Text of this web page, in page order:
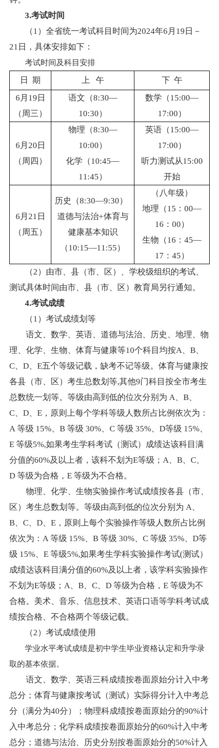
3.考试时间
（1）全省统一考试科目时间为2024年6 月 19日－
21日，具体安排如下：
考试时间及科目安排
日 期 上 午 下 午
6月19日
（周三）
语文（8:30—
10:30）
数学（15:00—
17:00）
6月20日
（周四）
物理（8:30—
10:00）
化学（10:45—
11:45）
英语（15:00—
17:00）
听力测试从15:00
开始
6月21日
（周五）
历史（8:30—9:30）
道德与法治+体育与
健康基本知识
（10:15—11:55）
（八年级）
地理（15：00—
16：00）
生物（16：45—
17：45）
（2）由市、县（市、区）、学校级组织的考试、
测试具体时间由市、县（市、区）教育局另行通知。
4.考试成绩
（1）考试成绩划等
语文、数学、英语、道德与法治、历史、地理、物
理、化学、生物、体育与健康等10个科目均按A、B、
C、D、E五个等级记载，缺考不记等级。 体育与健康按
各县（市、区）考生总数划等,其他9门科目按全市考生
总数统一划等。等级由高到低的位次分别为 A、B、
C、D、E，原则上每个学科等级人数所占比例依次为：
A 等级 15%、B 等级 30%、C 等级 35%、D等级 15%、
E 等级5%,如果考生学科考试（测试）成绩达该科目满
分值的60%及以上者，该科不划为E等级 ； A、B、C、
D 等级为合格， E 等级为不合格。
物理、化学、生物实验操作考试成绩按各县（市、
区）考生总数划等。等级由高到低的位次分别为 A、
B、C、D、E，原则上每个实验操作等级人数所占比例
依次为： A 等级 15%、B 等级 30%、C 等级 35%、D等
级 15%、 E 等级5%,如果考生学科实验操作考试(测试）
成绩达该科目满分值的60%及以上者，该学科实验操作
不划为E等级 ； A、B、C、D 等级为合格， E 等级为不
合格。美术、音乐、信息技术、英语口语等学科考试成
绩按合格、不合格两个等级记载。
（2） 考试成绩使用
学业水平考试成绩是初中学生毕业资格认定和升学录
取的基本依据。
语文、数学、英语三科成绩按卷面原始分计入中考
总分； 体育与健康按考试（测试）实际得分计入中考总
分（满分为40分）； 物理科成绩按卷面原始分的90%计
入中考总分；化学科成绩按卷面原始分的60%计入中考
总分 ；道德与法治、历史分别按卷面原始分的50%计入